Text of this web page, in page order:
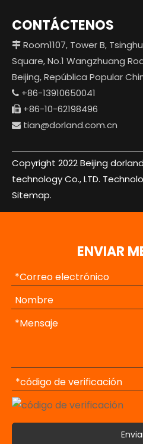
CONTÁCTENOS
 Room1107, Tower B,
Square, No.1 Wangzhuang
Beijing, República Popular
 +86-13910650041
 +86-10-62198496
 tian@dorland.com.cn
Copyright 2022 Beijing
technology Co., LTD.
Sitemap.
ENVIAR